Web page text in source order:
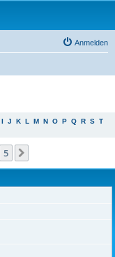
Anmelden
I J K L M N O P Q R S T
5